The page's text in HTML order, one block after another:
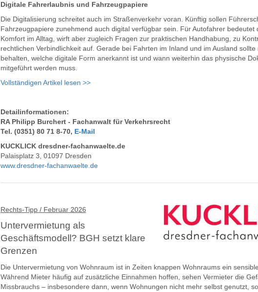
Digitale Fahrerlaubnis und Fahrzeugpapiere
Die Digitalisierung schreitet auch im Straßenverkehr voran. Künftig sollen
Fahrzeugpapiere zunehmend auch digital verfügbar sein. Für Autofahrer bedeutet
Komfort im Alltag, wirft aber zugleich Fragen zur praktischen Handhabung, zu
rechtlichen Verbindlichkeit auf. Gerade bei Fahrten im Inland und im Ausland sollte
behalten, welche digitale Form anerkannt ist und wann weiterhin das physische
mitgeführt werden muss.
Vollständigen Artikel lesen >>
Detailinformationen:
RA Philipp Burchert - Fachanwalt für Verkehrsrecht
Tel. (0351) 80 71 8-70, E-Mail
KUCKLICK dresdner-fachanwaelte.de
Palaisplatz 3, 01097 Dresden
www.dresdner-fachanwaelte.de
Rechts-Tipp / Februar 2026
Untervermietung als
Geschäftsmodell? BGH setzt klare
Grenzen
Die Untervermietung von Wohnraum ist in Zeiten knappen Wohnraums ein
Während Mieter häufig auf zusätzliche Einnahmen hoffen, sehen Vermieter die
Missbrauchs – insbesondere dann, wenn Wohnungen nicht mehr selbst genutzt,